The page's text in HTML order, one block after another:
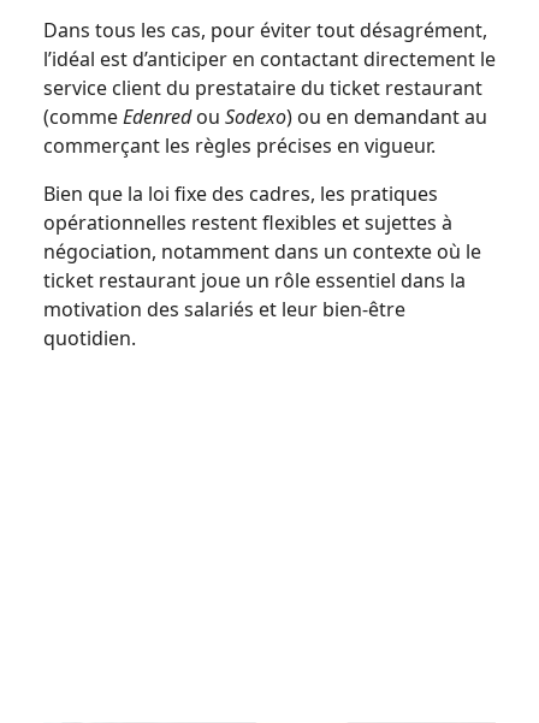
Dans tous les cas, pour éviter tout désagrément,
l’idéal est d’anticiper en contactant directement le
service client du prestataire du ticket restaurant
(commeEdenredou Sodexo) ou en demandant au
commerçant les règles précises en vigueur.
Bien que la loi fixe des cadres, les pratiques
opérationnelles restent flexibles et sujettes à
négociation, notamment dans un contexte où le
ticket restaurant joue un rôle essentiel dans la
motivation des salariés et leur bien-être
quotidien.